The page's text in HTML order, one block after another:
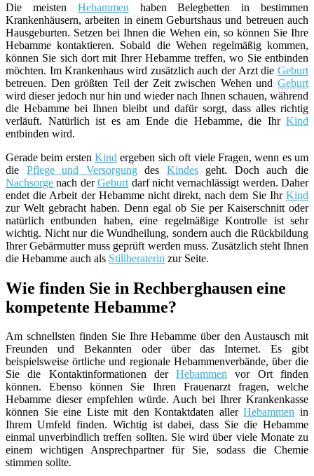
Die meisten Hebammen haben Belegbetten in bestimmen
Krankenhäusern, arbeiten in einem Geburtshaus und betreuen auch
Hausgeburten. Setzen bei Ihnen die Wehen ein, so können Sie Ihre
Hebamme kontaktieren. Sobald die Wehen regelmäßig kommen,
können Sie sich dort mit Ihrer Hebamme treffen, wo Sie entbinden
möchten. Im Krankenhaus wird zusätzlich auch der Arzt die Geburt
betreuen. Den größten Teil der Zeit zwischen Wehen und Geburt
wird dieser jedoch nur hin und wieder nach Ihnen schauen, während
die Hebamme bei Ihnen bleibt und dafür sorgt, dass alles richtig
verläuft. Natürlich ist es am Ende die Hebamme, die Ihr Kind
entbinden wird.
Gerade beim erstenKind ergeben sich oft viele Fragen, wenn es um
die Pflege und Versorgungdes Kindesgeht. Doch auch die
Nachsorge nach derGeburt darf nicht vernachlässigt werden. Daher
endet die Arbeit der Hebamme nicht direkt, nach dem Sie Ihr Kind
zur Welt gebracht haben. Denn egal ob Sie per Kaiserschnitt oder
natürlich entbunden haben, eine regelmäßige Kontrolle ist sehr
wichtig. Nicht nur die Wundheilung, sondern auch die Rückbildung
Ihrer Gebärmutter muss geprüft werden muss. Zusätzlich steht Ihnen
die Hebamme auch als Stillberaterin zur Seite.
Wie finden Sie in Rechberghausen eine
kompetente Hebamme?
Am schnellsten finden Sie Ihre Hebamme über den Austausch mit
Freunden und Bekannten oder über das Internet. Es gibt
beispielsweise örtliche und regionale Hebammenverbände, über die
Sie die Kontaktinformationen derHebammen vor Ort finden
können. Ebenso können Sie Ihren Frauenarzt fragen, welche
Hebamme dieser empfehlen würde. Auch bei Ihrer Krankenkasse
können Sie eine Liste mit den Kontaktdaten allerHebammen in
Ihrem Umfeld finden. Wichtig ist dabei, dass Sie die Hebamme
einmal unverbindlich treffen sollten. Sie wird über viele Monate zu
einem wichtigen Ansprechpartner für Sie, sodass die Chemie
stimmen sollte.